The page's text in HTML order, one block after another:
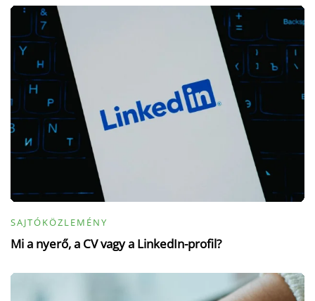
SAJTÓKÖZLEMÉNY
Mi a nyerő, a CV vagy a LinkedIn-profil?